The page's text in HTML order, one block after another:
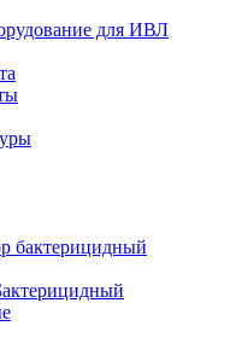
для ИВЛ
бактерицидный